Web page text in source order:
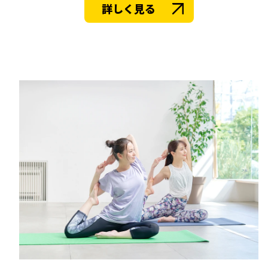
詳しく見る